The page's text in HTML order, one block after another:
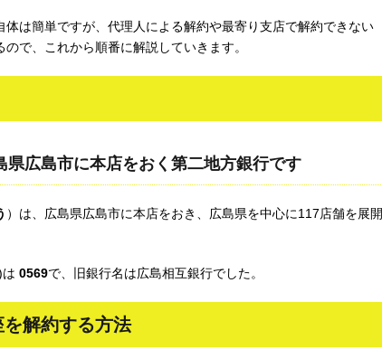
体は簡単ですが、代理人による解約や最寄り支店で解約できない
で、これから順番に解説していきます。
県広島市に本店をおく第二地方銀行です
）は、広島県広島市に本店をおき、広島県を中心に117店舗を展開
0569で、旧銀行名は広島相互銀行でした。
解約する方法